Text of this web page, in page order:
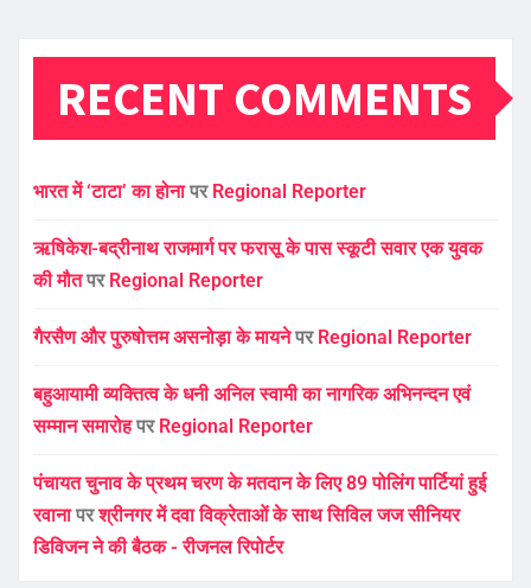
RECENT COMMENTS
भारत में ‘टाटा’ का होनापर Regional Reporter
ऋषिकेश-बद्रीनाथ राजमार्ग पर फरासू के पास स्कूटी सवार एक युवक
की मौतपर Regional Reporter
गैरसैण और पुरुषोत्तम असनोड़ा के मायनेपर Regional Reporter
बहुआयामी व्यक्तित्व के धनी अनिल स्वामी का नागरिक अभिनन्दन एवं
सम्मान समारोहपर Regional Reporter
पंचायत चुनाव के प्रथम चरण के मतदान के लिए 89 पोलिंग पार्टियां हुई
रवानापरश्रीनगर में दवा विक्रेताओं के साथ सिविल जज सीनियर
डिविजन ने की बैठक - रीजनल रिपोर्टर